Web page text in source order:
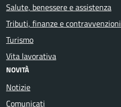
Salute, benessere e assistenza
Tributi, finanze e contravvenzioni
Turismo
Vita lavorativa
NOVITÀ
Notizie
Comunicati